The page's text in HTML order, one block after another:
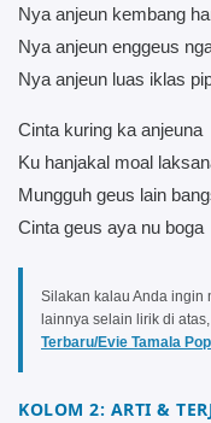
Nya anjeun kembang
Nya anjeun enggeus
Nya anjeun luas iklas
Cinta kuring ka anjeuna
Ku hanjakal moal
Mungguh geus lain
Cinta geus aya nu boga
Silakan kalau Anda ingin
lainnya selain lirik di
Terbaru/Evie Tamala
KOLOM 2: ARTI &